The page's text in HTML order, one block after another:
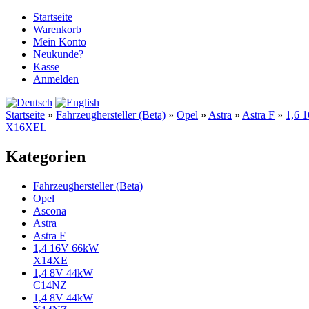
Startseite
Warenkorb
Mein Konto
Neukunde?
Kasse
Anmelden
Startseite » Fahrzeughersteller (Beta) » Opel » Astra » Astra F » 1,6
X16XEL
Kategorien
Fahrzeughersteller (Beta)
Opel
Ascona
Astra
Astra F
1,4 16V 66kW
X14XE
1,4 8V 44kW
C14NZ
1,4 8V 44kW